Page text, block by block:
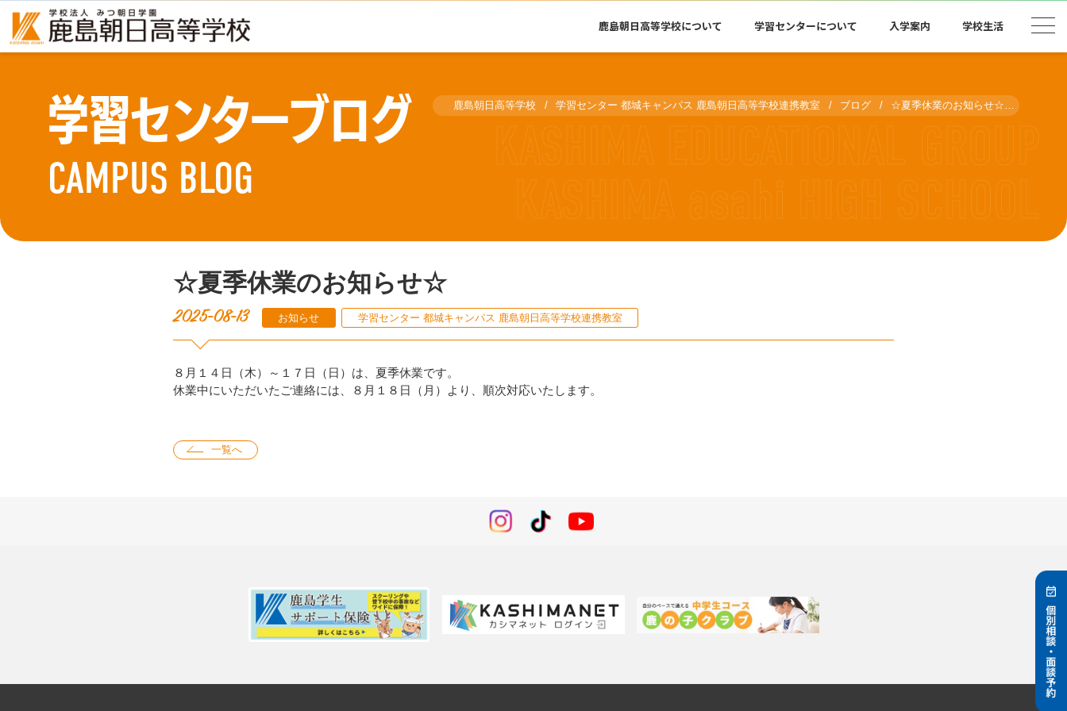
鹿島朝日高等学校について 学習センターについて 入学案内 学校生活
学習センターブログ
CAMPUS BLOG
鹿島朝日高等学校 学習センター 都城キャンパス 鹿島朝日高等学校連携教室 ブログ ☆夏季休業のお知らせ☆
☆夏季休業のお知らせ☆
2025-08-13 お知らせ 学習センター 都城キャンパス 鹿島朝日高等学校連携教室
８月１４日（木）～１７日（日）は、夏季休業です。
休業中にいただいたご連絡には、８月１８日（月）より、順次対応いたします。
一覧へ